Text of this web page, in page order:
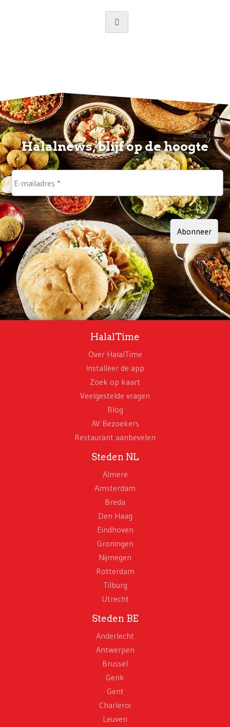
Abonneer
Halalnews, blijf op de hoogte
HalalTime
Over HalalTime
Installeer de app
Zoek op kaart
Veelgestelde vragen
Blog
AV Bezoekers
Restaurant aanbevelen
Steden NL
Almere
Amsterdam
Breda
Den Haag
Eindhoven
Groningen
Nijmegen
Rotterdam
Tilburg
Utrecht
Steden BE
Anderlecht
Antwerpen
Brussel
Genk
Gent
Charleroi
Leuven